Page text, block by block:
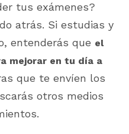
tus exámenes?
atrás. Si estudias y
entenderás que el
mejorar en tu día a
que te envíen los
otros medios